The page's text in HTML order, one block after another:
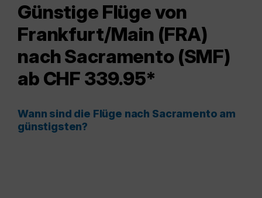
Günstige Flüge von
Frankfurt/Main (FRA)
nach Sacramento (SMF)
ab CHF 339.95*
Wann sind die Flüge nach Sacramento am
günstigsten?